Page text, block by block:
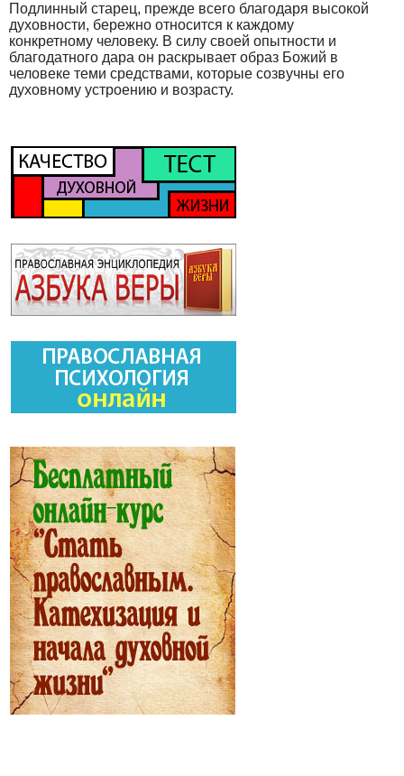
Подлинный старец, прежде всего благодаря высокой
духовности, бережно относится к каждому
конкретному человеку. В силу своей опытности и
благодатного дара он раскрывает образ Божий в
человеке теми средствами, которые созвучны его
духовному устроению и возрасту.